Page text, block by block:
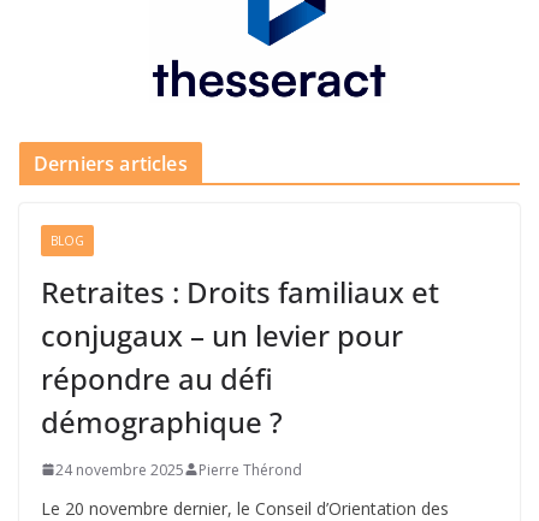
Derniers articles
BLOG
Retraites : Droits familiaux et
conjugaux – un levier pour
répondre au défi
démographique ?
24 novembre 2025 Pierre Thérond
Le 20 novembre dernier, le Conseil d’Orientation des